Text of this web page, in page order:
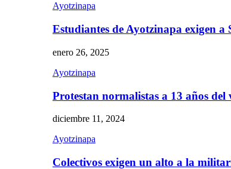
Ayotzinapa
Estudiantes de Ayotzinapa exigen
enero 26, 2025
Ayotzinapa
Protestan normalistas a 13 años
diciembre 11, 2024
Ayotzinapa
Colectivos exigen un alto a la